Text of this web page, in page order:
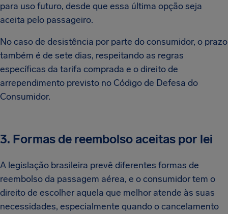
para uso futuro, desde que essa última opção seja
aceita pelo passageiro.
No caso de desistência por parte do consumidor, o prazo
também é de sete dias, respeitando as regras
específicas da tarifa comprada e o direito de
arrependimento previsto no Código de Defesa do
Consumidor.
3. Formas de reembolso aceitas por lei
A legislação brasileira prevê diferentes formas de
reembolso da passagem aérea, e o consumidor tem o
direito de escolher aquela que melhor atende às suas
necessidades, especialmente quando o cancelamento